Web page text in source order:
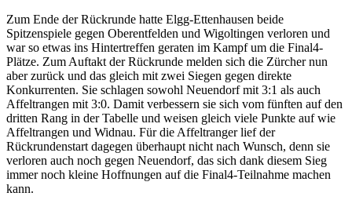
Zum Ende der Rückrunde hatte Elgg-Ettenhausen beide
Spitzenspiele gegen Oberentfelden und Wigoltingen verloren und
war so etwas ins Hintertreffen geraten im Kampf um die Final4-
Plätze. Zum Auftakt der Rückrunde melden sich die Zürcher nun
aber zurück und das gleich mit zwei Siegen gegen direkte
Konkurrenten. Sie schlagen sowohl Neuendorf mit 3:1 als auch
Affeltrangen mit 3:0. Damit verbessern sie sich vom fünften auf den
dritten Rang in der Tabelle und weisen gleich viele Punkte auf wie
Affeltrangen und Widnau. Für die Affeltranger lief der
Rückrundenstart dagegen überhaupt nicht nach Wunsch, denn sie
verloren auch noch gegen Neuendorf, das sich dank diesem Sieg
immer noch kleine Hoffnungen auf die Final4-Teilnahme machen
kann.